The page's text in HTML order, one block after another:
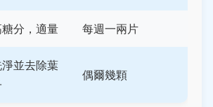
分，適量 每週一兩片
並去除葉
偶爾幾顆